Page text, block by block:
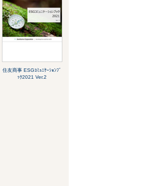
住友商事 ESGｺﾐｭﾆｹｰｼｮﾝﾌﾞ
ｯｸ2021 Ver.2